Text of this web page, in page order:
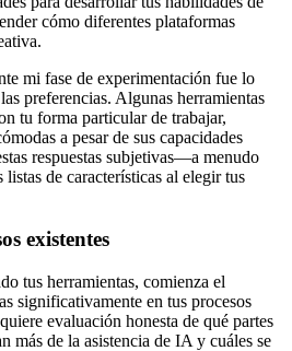
cómo diferentes plataformas
mi fase de experimentación fue lo
preferencias. Algunas herramientas
tu forma particular de trabajar,
a pesar de sus capacidades
respuestas subjetivas—a menudo
listas de características al elegir tus
existentes
tus herramientas, comienza el
significativamente en tus procesos
evaluación honesta de qué partes
más de la asistencia de IA y cuáles se